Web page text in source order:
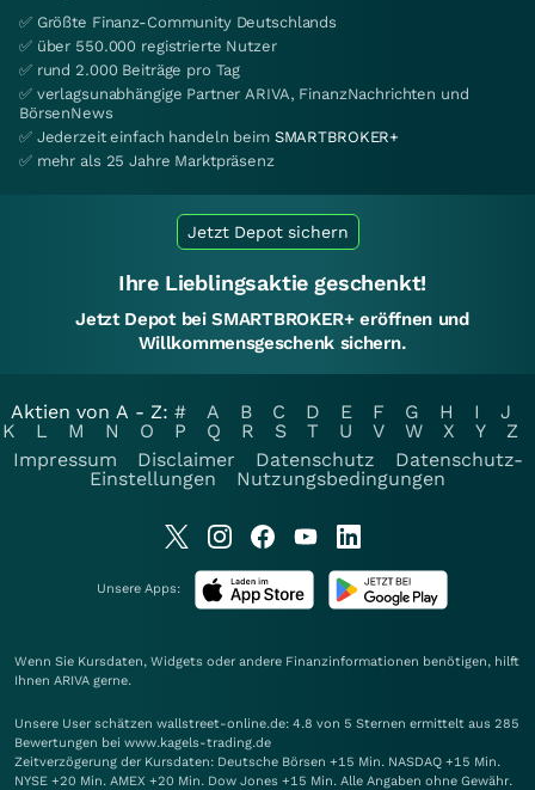
✅ Größte Finanz-Community Deutschlands
✅ über 550.000 registrierte Nutzer
✅ rund 2.000 Beiträge pro Tag
✅ verlagsunabhängige Partner ARIVA, FinanzNachrichten und
BörsenNews
✅ Jederzeit einfach handeln beim SMARTBROKER+
✅ mehr als 25 Jahre Marktpräsenz
Jetzt Depot sichern
Ihre Lieblingsaktie geschenkt!
Jetzt Depot bei SMARTBROKER+ eröffnen und
Willkommensgeschenk sichern.
Aktien von A - Z: # A B C D E F G H I
J
K
L M N O P Q R S T U V W X Y
Z
Impressum
Disclaimer Datenschutz
Datenschutz-
Einstellungen
Nutzungsbedingungen
Unsere Apps:
Wenn Sie Kursdaten, Widgets oder andere Finanzinformationen benötigen, hilft
Ihnen ARIVA gerne.
Unsere User schätzen wallstreet-online.de: 4.8 von 5 Sternen ermittelt aus 285
Bewertungen bei www.kagels-trading.de
Zeitverzögerung der Kursdaten: Deutsche Börsen +15 Min. NASDAQ +15 Min.
NYSE +20 Min. AMEX +20 Min. Dow Jones +15 Min. Alle Angaben ohne Gewähr.